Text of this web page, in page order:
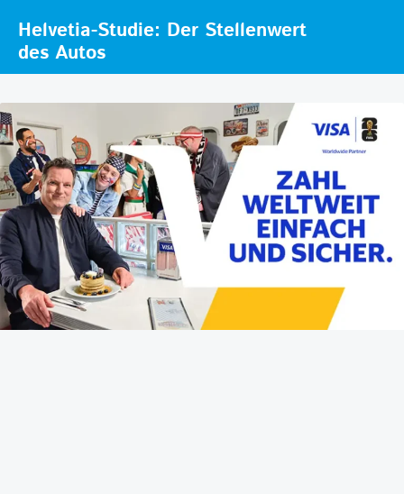
Helvetia-Studie: Der Stellenwert
des Autos